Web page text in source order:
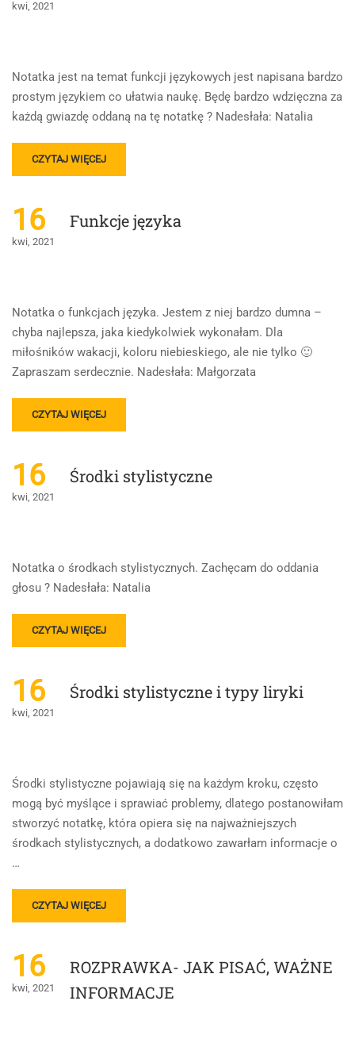
kwi, 2021
Notatka jest na temat funkcji językowych jest napisana bardzo
prostym językiem co ułatwia naukę. Będę bardzo wdzięczna za
każdą gwiazdę oddaną na tę notatkę ? Nadesłała: Natalia
READ
MORE
NAUKA
O
JĘZYKU
CZYTAJ WIĘCEJ
16
kwi, 2021
Funkcje języka
Notatka o funkcjach języka. Jestem z niej bardzo dumna –
chyba najlepsza, jaka kiedykolwiek wykonałam. Dla
miłośników wakacji, koloru niebieskiego, ale nie tylko 🙂
Zapraszam serdecznie. Nadesłała: Małgorzata
READ
MORE
FUNKCJE
JĘZYKA
CZYTAJ WIĘCEJ
16
kwi, 2021
Środki stylistyczne
Notatka o środkach stylistycznych. Zachęcam do oddania
głosu ? Nadesłała: Natalia
READ
MORE
ŚRODKI
STYLISTYCZNE
CZYTAJ WIĘCEJ
16
kwi, 2021
Środki stylistyczne i typy liryki
Środki stylistyczne pojawiają się na każdym kroku, często
mogą być myślące i sprawiać problemy, dlatego postanowiłam
stworzyć notatkę, która opiera się na najważniejszych
środkach stylistycznych, a dodatkowo zawarłam informacje o
…
READ
MORE
ŚRODKI
STYLISTYCZNE
I
CZYTAJ WIĘCEJ
16
kwi, 2021
ROZPRAWKA- JAK PISAĆ, WAŻNE
INFORMACJE